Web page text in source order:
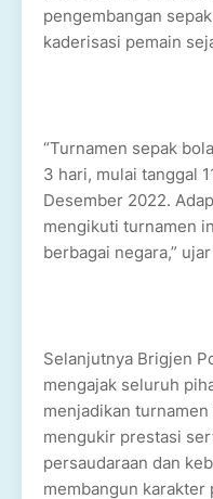
pengembangan
kaderisasi pemain
“Turnamen sepak
3 hari, mulai tanggal
Desember 2022.
mengikuti turnamen
berbagai negara,”
Selanjutnya Brigjen
mengajak seluruh
menjadikan
mengukir prestasi
persaudaraan dan
membangun